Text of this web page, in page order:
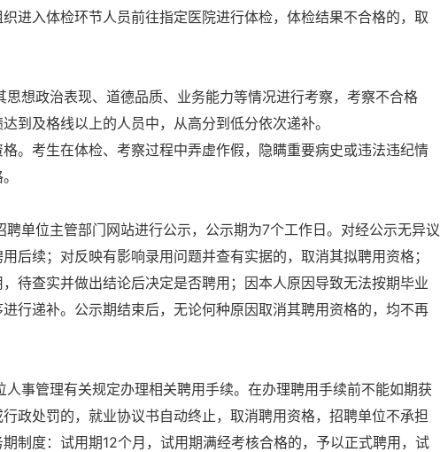
进入体检环节人员前往指定医院进行体检，体检结果不合格的，取
想政治表现、道德品质、业务能力等情况进行考察，考察不合格
到及格线以上的人员中，从高分到低分依次递补。
。考生在体检、考察过程中弄虚作假，隐瞒重要病史或违法违纪情
单位主管部门网站进行公示，公示期为7个工作日。对经公示无异议
后续；对反映有影响录用问题并查有实据的，取消其拟聘用资格；
待查实并做出结论后决定是否聘用；因本人原因导致无法按期毕业
行递补。公示期结束后，无论何种原因取消其聘用资格的，均不再
事管理有关规定办理相关聘用手续。在办理聘用手续前不能如期获
政处罚的，就业协议书自动终止，取消聘用资格，招聘单位不承担
制度：试用期12个月，试用期满经考核合格的，予以正式聘用，试